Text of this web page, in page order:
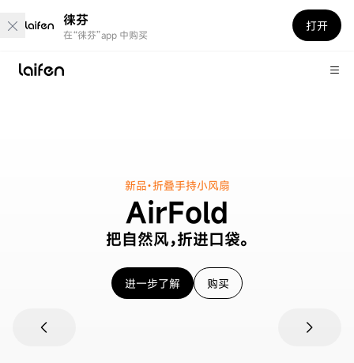
徕芬
在“徕芬”app 中购买
打开
新品·折叠手持小风扇
AirFold
把自然风，折进口袋。
进一步了解 购买
chevron_left chevron_right